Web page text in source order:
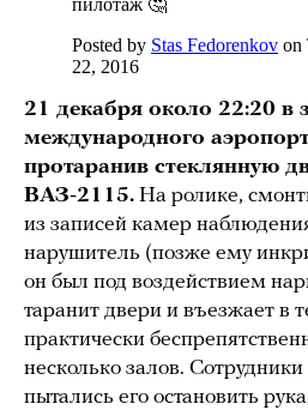
21 декабря около 22:20 в
международного
протаранив стеклянную
ВАЗ-2115. На ролике,
из записей камер
нарушитель (позже ему
он был под воздействием
таранит двери и въезжает в
практически
несколько залов.
пытались его остановить